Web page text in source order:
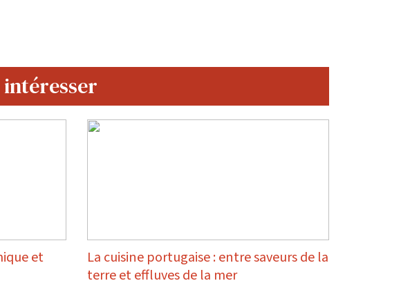
et
La cuisine portugaise : entre saveurs de la
terre et effluves de la mer